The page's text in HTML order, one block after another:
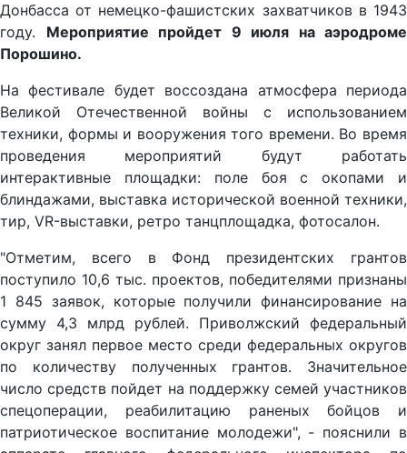
Донбасса от немецко-фашистских захватчиков в 1943
году. Мероприятие пройдет 9 июля на аэродроме
Порошино.
На фестивале будет воссоздана атмосфера периода
Великой Отечественной войны с использованием
техники, формы и вооружения того времени. Во время
проведения мероприятий будут работать
интерактивные площадки: поле боя с окопами и
блиндажами, выставка исторической военной техники,
тир, VR-выставки, ретро танцплощадка, фотосалон.
"Отметим, всего в Фонд президентских грантов
поступило 10,6 тыс. проектов, победителями признаны
1 845 заявок, которые получили финансирование на
сумму 4,3 млрд рублей. Приволжский федеральный
округ занял первое место среди федеральных округов
по количеству полученных грантов. Значительное
число средств пойдет на поддержку семей участников
спецоперации, реабилитацию раненых бойцов и
патриотическое воспитание молодежи", - пояснили в